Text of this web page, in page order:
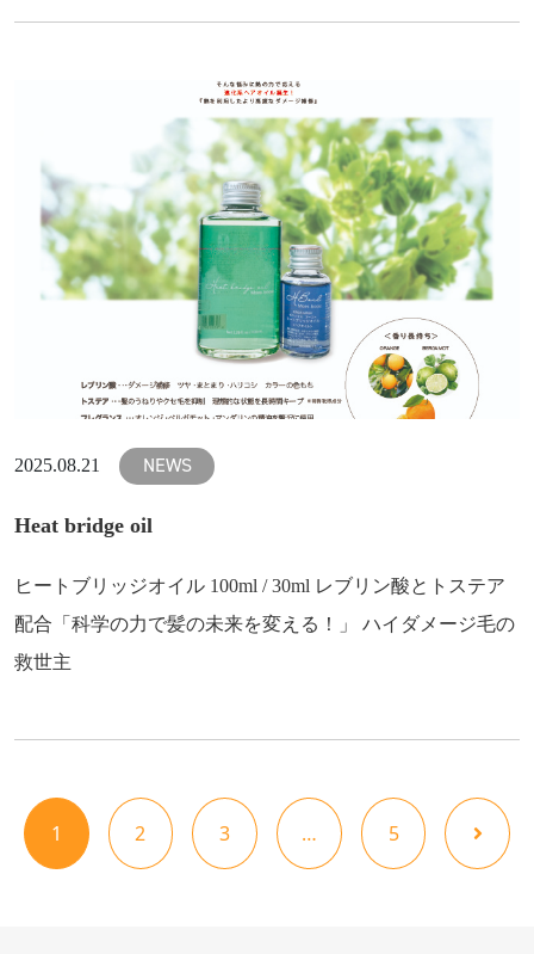
2025.08.21 NEWS
Heat bridge oil
ヒートブリッジオイル 100ml / 30ml レブリン酸とトステア
配合「科学の力で髪の未来を変える！」 ハイダメージ毛の
救世主
1 2 3 … 5